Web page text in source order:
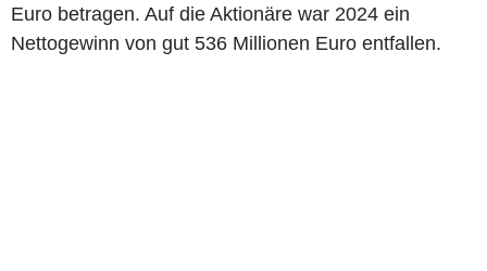
Euro betragen. Auf die Aktionäre war 2024 ein
Nettogewinn von gut 536 Millionen Euro entfallen.